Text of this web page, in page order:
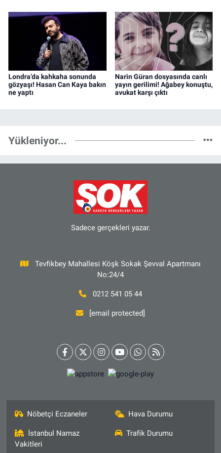
Londra’da kahkaha sonunda
gözyaşı! Hasan Can Kaya bakın
ne yaptı
Narin Güran dosyasında canlı
yayın gerilimi! Ağabey konuştu,
avukat karşı çıktı
Yükleniyor...
Sadece gerçekleri yazar.
Tevfikbey Mahallesi Köşk Sokak Şevval Apartmanı
No:24/4
0212 541 05 44
[email protected]
Nöbetçi Eczaneler Hava Durumu
İstanbul Namaz
Vakitleri
Trafik Durumu